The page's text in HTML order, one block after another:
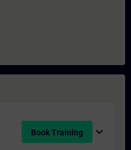
Book Training expand_more